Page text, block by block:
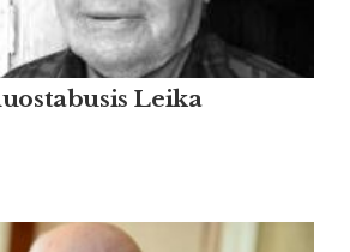
Leika